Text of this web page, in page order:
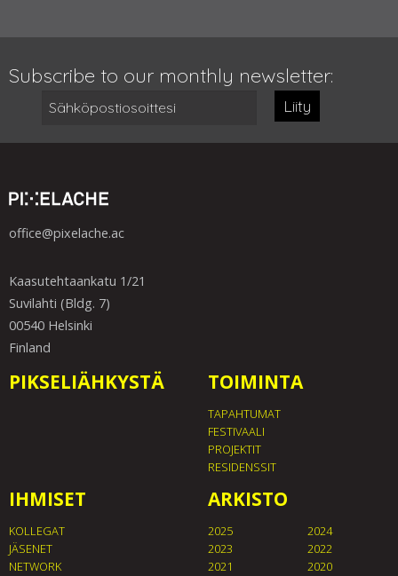
Subscribe to our monthly newsletter:
Liity
office@pixelache.ac
Kaasutehtaankatu 1/21
Suvilahti (Bldg. 7)
00540 Helsinki
Finland
PIKSELIÄHKYSTÄ TOIMINTA
TAPAHTUMAT
FESTIVAALI
PROJEKTIT
RESIDENSSIT
IHMISET
KOLLEGAT
JÄSENET
NETWORK
ARKISTO
2025
2024
2023
2022
2021
2020